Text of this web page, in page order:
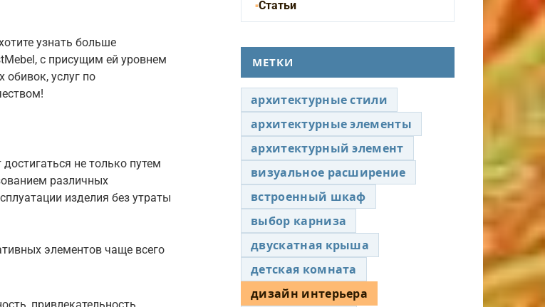
узнать больше
с присущим ей уровнем
обивок, услуг по
не только путем
различных
изделия без утраты
элементов чаще всего
Статьи
МЕТКИ
архитектурные стили
архитектурные элементы
архитектурный элемент
визуальное расширение
встроенный шкаф
выбор карниза
двускатная крыша
детская комната
дизайн интерьера